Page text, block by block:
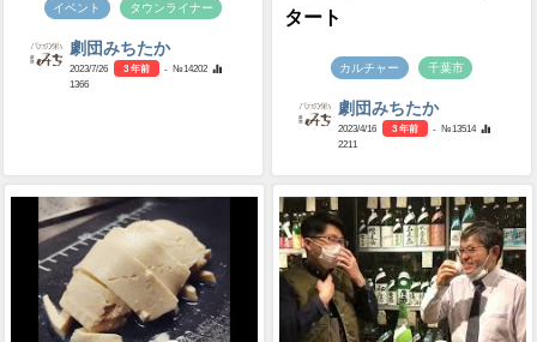
イベント タウンライナー
劇団みちたか
2023/7/26 3 年前
- №14202
1366
タート
カルチャー 千葉市
劇団みちたか
2023/4/16 3 年前
- №13514
2211